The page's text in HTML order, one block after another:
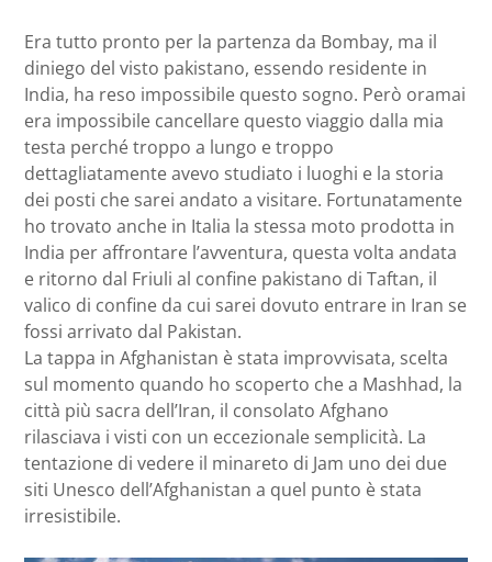
Era tutto pronto per la partenza da Bombay, ma il
diniego del visto pakistano, essendo residente in
India, ha reso impossibile questo sogno. Però oramai
era impossibile cancellare questo viaggio dalla mia
testa perché troppo a lungo e troppo
dettagliatamente avevo studiato i luoghi e la storia
dei posti che sarei andato a visitare. Fortunatamente
ho trovato anche in Italia la stessa moto prodotta in
India per affrontare l’avventura, questa volta andata
e ritorno dal Friuli al confine pakistano di Taftan, il
valico di confine da cui sarei dovuto entrare in Iran se
fossi arrivato dal Pakistan.
La tappa in Afghanistan è stata improvvisata, scelta
sul momento quando ho scoperto che a Mashhad, la
città più sacra dell’Iran, il consolato Afghano
rilasciava i visti con un eccezionale semplicità. La
tentazione di vedere il minareto di Jam uno dei due
siti Unesco dell’Afghanistan a quel punto è stata
irresistibile.